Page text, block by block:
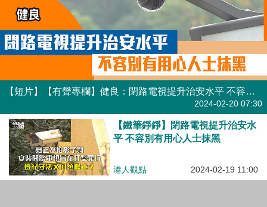
【短片】【有聲專欄】健良：閉路電視提升治安水平 不容別有用心人士抹黑
2024-02-20 07:30
【鐵筆錚錚】閉路電視提升治安水
平 不容別有用心人士抹黑
港人觀點 2024-02-19 11:00